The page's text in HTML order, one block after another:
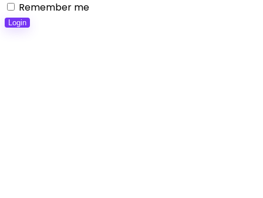
Remember me
Login